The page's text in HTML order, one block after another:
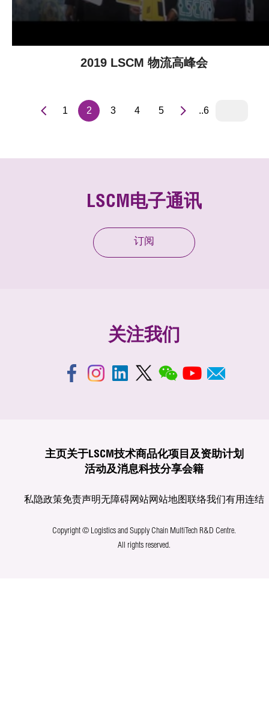
2019 LSCM 物流高峰会
1 2 3 4 5 ..6
LSCM电子通讯
订阅
关注我们
主页关于LSCM技术商品化项目及资助计划
活动及消息科技分享会籍
私隐政策免责声明无障碍网站网站地图联络我们有用连结
Copyright © Logistics and Supply Chain MultiTech R&D Centre.
All rights reserved.